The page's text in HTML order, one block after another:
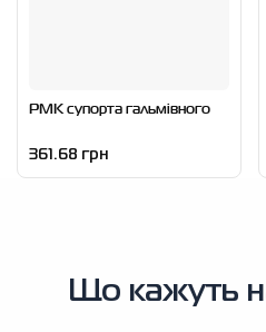
РМК супорта гальмівного
361.68 грн
Що кажуть